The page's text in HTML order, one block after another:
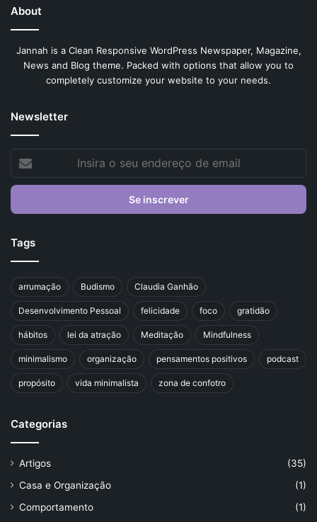
About
Jannah is a Clean Responsive WordPress Newspaper, Magazine,
News and Blog theme. Packed with options that allow you to
completely customize your website to your needs.
Newsletter
Insira
seu
de
Tags
arrumação Budismo Claudia Ganhão
Desenvolvimento Pessoal felicidade foco gratidão
hábitos lei da atração Meditação Mindfulness
minimalismo organização pensamentos positivos podcast
propósito vida minimalista zona de confotro
Categorias
Artigos
(35)
Casa e Organização
(1)
Comportamento
(1)